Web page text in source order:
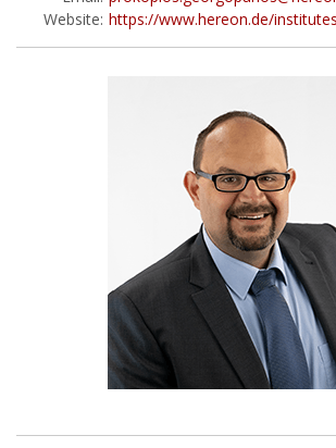
Website: https://www.hereon.de/